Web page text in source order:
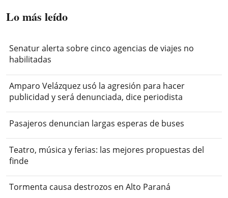
Lo más leído
Senatur alerta sobre cinco agencias de viajes no
habilitadas
Amparo Velázquez usó la agresión para hacer
publicidad y será denunciada, dice periodista
Pasajeros denuncian largas esperas de buses
Teatro, música y ferias: las mejores propuestas del
finde
Tormenta causa destrozos en Alto Paraná